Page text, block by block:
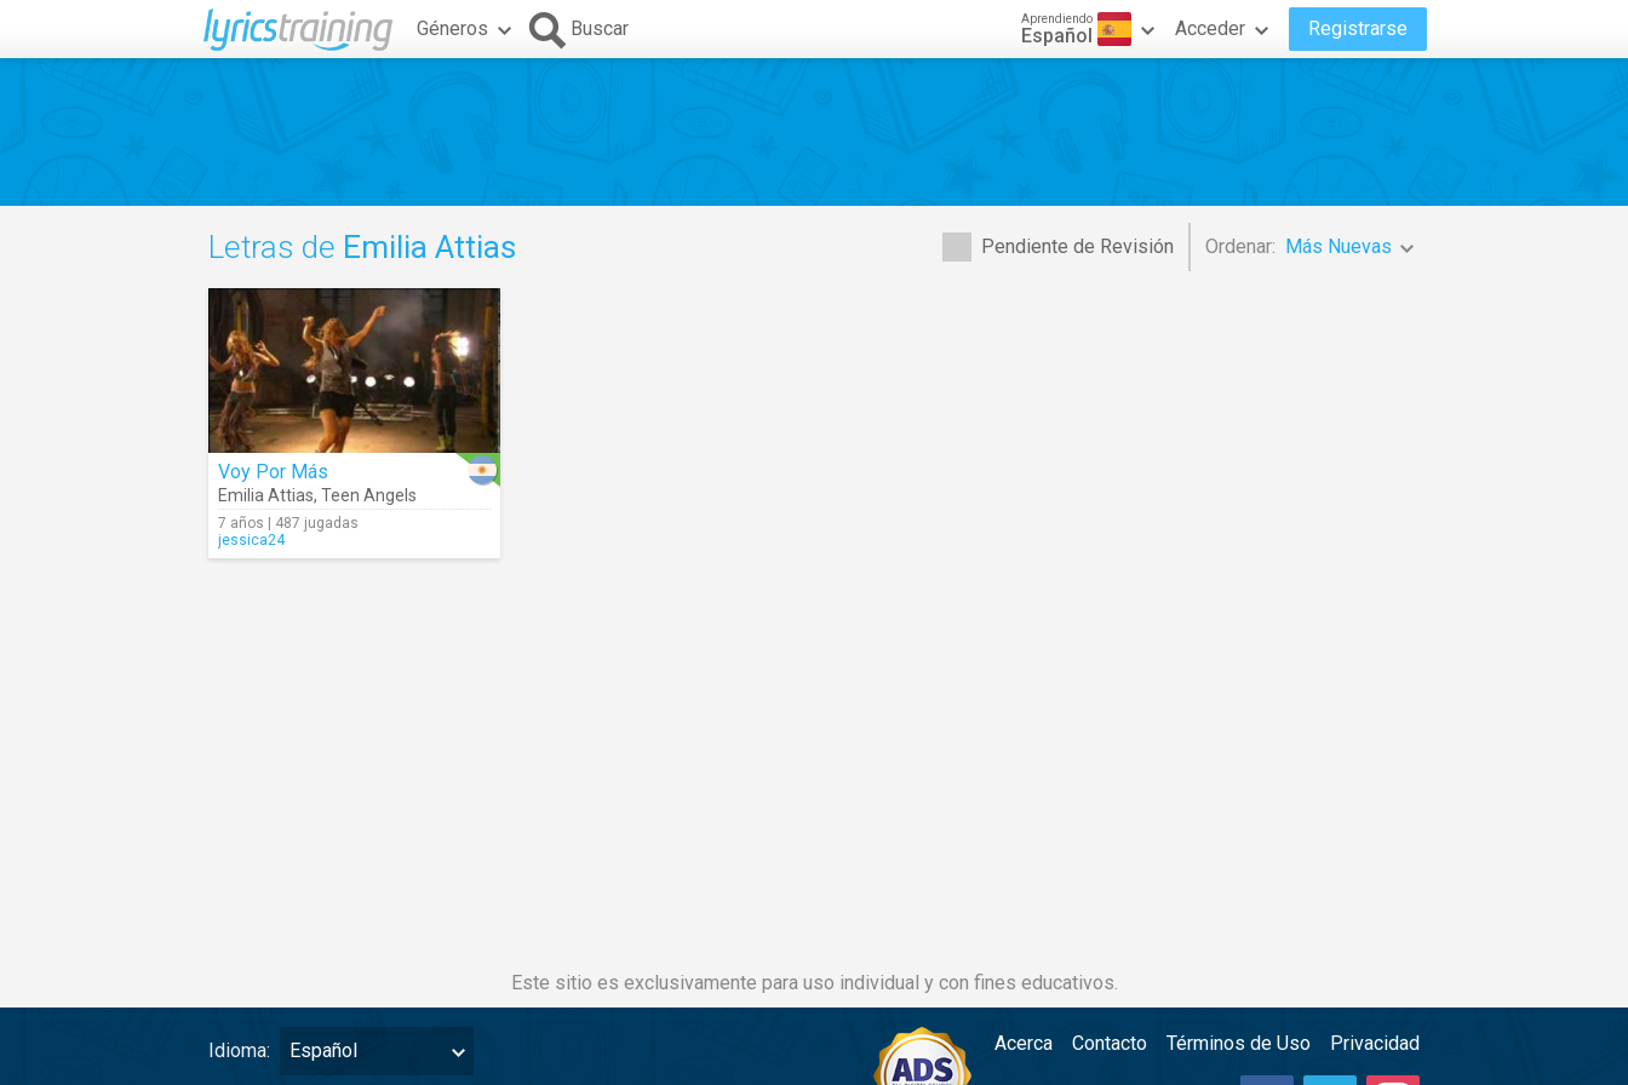
Géneros Buscar Aprendiendo
Español Acceder Registrarse
Pendiente de Revisión Ordenar: Más Nuevas
Letras de Emilia Attias
Voy Por Más
Emilia Attias, Teen Angels
7 años | 487 jugadas
jessica24
Este sitio es exclusivamente para uso individual y con fines educativos.
Idioma: Español Acerca Contacto Términos de Uso Privacidad